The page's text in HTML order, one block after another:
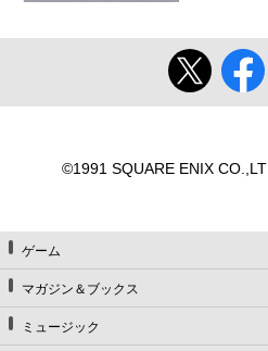
©1991 SQUARE ENIX
ゲーム
マガジン＆ブックス
ミュージック